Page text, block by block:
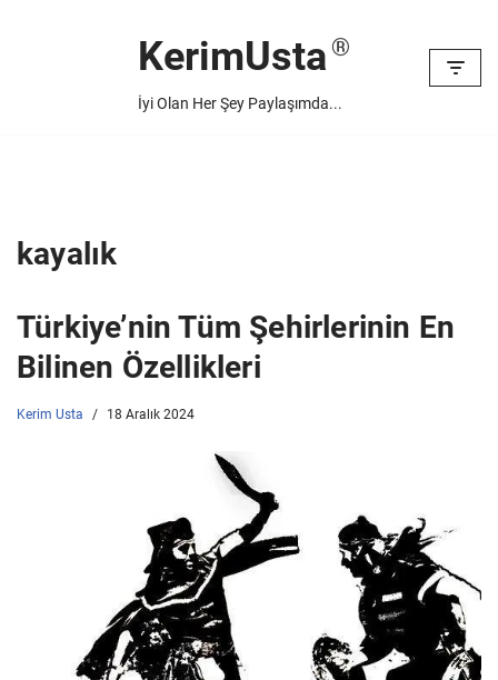
KerimUsta
İyi Olan Her Şey Paylaşımda...
kayalık
Türkiye’nin Tüm Şehirlerinin En
Bilinen Özellikleri
Kerim Usta 18 Aralık 2024